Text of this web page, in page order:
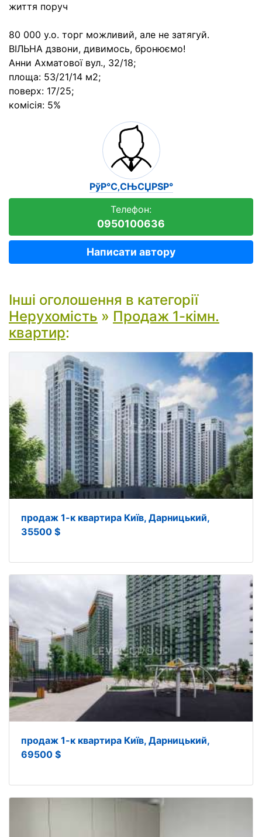
життя поруч
80 000 у.о. торг можливий, але не затягуй.
ВІЛЬНА дзвони, дивимось, бронюємо!
Анни Ахматової вул., 32/18;
площа: 53/21/14 м2;
поверх: 17/25;
комісія: 5%
РўР°С‚СЊСЏРЅР°
Телефон:
0950100636
Написати автору
Інші оголошення в категорії
Нерухомість » Продаж 1-кімн.
квартир:
продаж 1-к квартира Київ, Дарницький,
35500 $
продаж 1-к квартира Київ, Дарницький,
69500 $